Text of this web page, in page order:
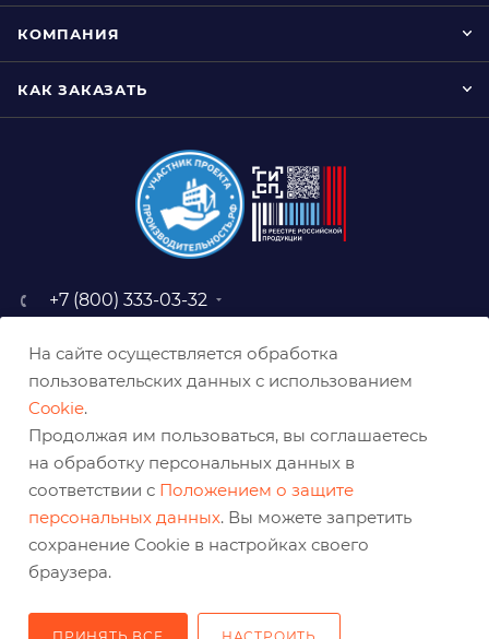
КОМПАНИЯ
КАК ЗАКАЗАТЬ
+7 (800) 333-03-32
baz@belabraziv.ru
308009, Россия, г. Белгород,
На сайте осуществляется обработка
пользовательских данных с использованием
Cookie.
Продолжая им пользоваться, вы соглашаетесь
на обработку персональных данных в
соответствии с Положением о защите
персональных данных. Вы можете запретить
сохранение Cookie в настройках своего
браузера.